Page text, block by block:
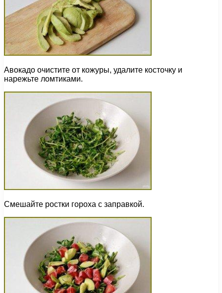
Авокадо очистите от кожуры, удалите косточку и
нарежьте ломтиками.
Смешайте ростки гороха с заправкой.